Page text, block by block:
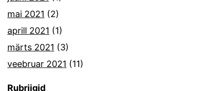
mai 2021 (2)
aprill 2021 (1)
märts 2021 (3)
veebruar 2021 (11)
Rubriigid